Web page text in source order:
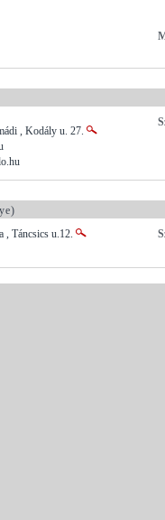
, Kodály u. 27.
, Táncsics u.12.